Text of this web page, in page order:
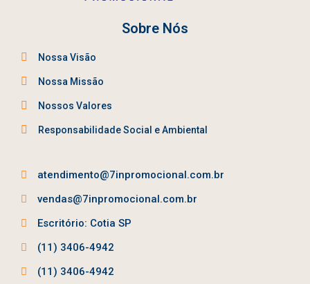
Sobre Nós
Nossa Visão
Nossa Missão
Nossos Valores
Responsabilidade Social e Ambiental
atendimento@7inpromocional.com.br
vendas@7inpromocional.com.br
Escritório: Cotia SP
(11) 3406-4942
(11) 3406-4942